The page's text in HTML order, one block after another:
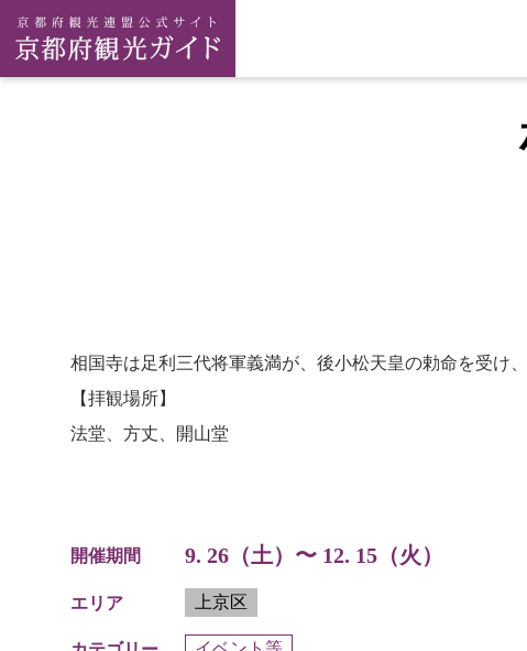
相国寺は足利三代将軍義満が、後小松天皇の勅命を受け
【拝観場所】
法堂、方丈、開山堂
開催期間 9. 26（土）〜 12. 15（火）
エリア 上京区